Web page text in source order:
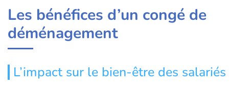
Les bénéfices d’un congé de
déménagement
L’impact sur le bien-être des salariés